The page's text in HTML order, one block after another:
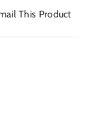
This Product